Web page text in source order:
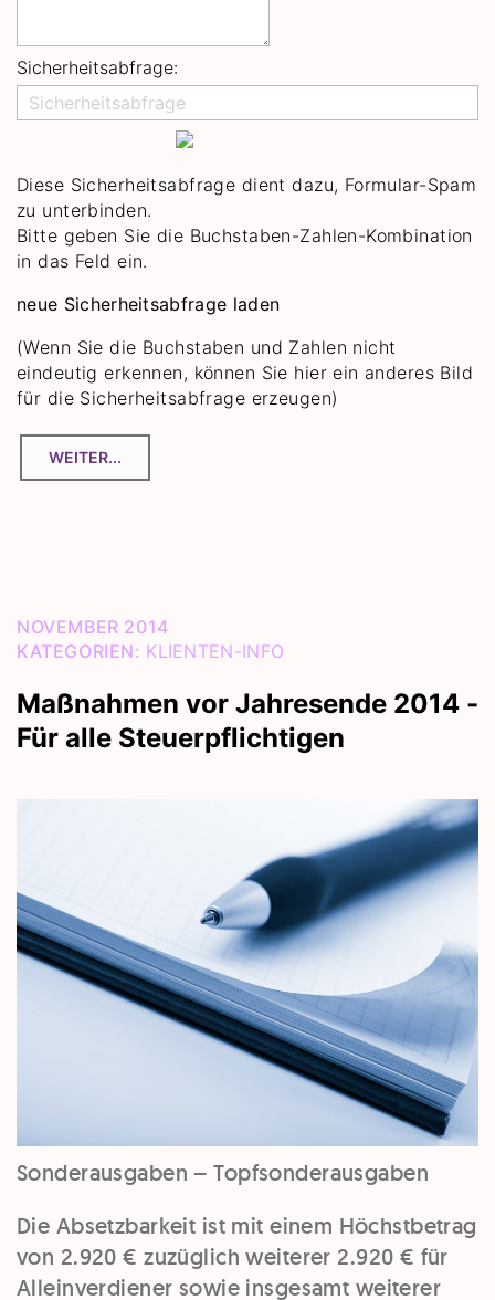
Sicherheitsabfrage:
Diese Sicherheitsabfrage dient dazu, Formular-Spam
zu unterbinden.
Bitte geben Sie die Buchstaben-Zahlen-Kombination
in das Feld ein.
neue Sicherheitsabfrage laden
(Wenn Sie die Buchstaben und Zahlen nicht
eindeutig erkennen, können Sie hier ein anderes Bild
für die Sicherheitsabfrage erzeugen)
NOVEMBER 2014
KATEGORIEN: KLIENTEN-INFO
Maßnahmen vor Jahresende 2014 -
Für alle Steuerpflichtigen
Sonderausgaben – Topfsonderausgaben
Die Absetzbarkeit ist mit einem Höchstbetrag
von 2.920 € zuzüglich weiterer 2.920 € für
Alleinverdiener sowie insgesamt weiterer